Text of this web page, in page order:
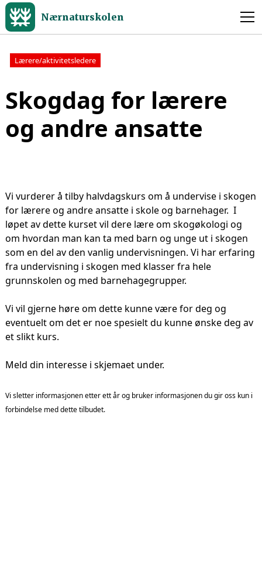
Nærnaturskolen
Lærere/aktivitetsledere
Skogdag for lærere
og andre ansatte
Vi vurderer å tilby halvdagskurs om å undervise i skogen
for lærere og andre ansatte i skole og barnehager. I
løpet av dette kurset vil dere lære om skogøkologi og
om hvordan man kan ta med barn og unge ut i skogen
som en del av den vanlig undervisningen. Vi har erfaring
fra undervisning i skogen med klasser fra hele
grunnskolen og med barnehagegrupper.
Vi vil gjerne høre om dette kunne være for deg og
eventuelt om det er noe spesielt du kunne ønske deg av
et slikt kurs.
Meld din interesse i skjemaet under.
Vi sletter informasjonen etter ett år og bruker informasjonen du gir oss kun i
forbindelse med dette tilbudet.